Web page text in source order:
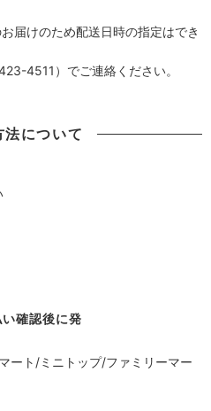
届けのため配送日時の指定はでき
4511）でご連絡ください。
法について
確認後に発
ート/ミニトップ/ファミリーマー